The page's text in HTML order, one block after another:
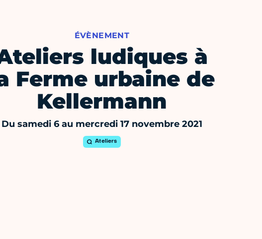
ÉVÈNEMENT
ludiques à
Ferme urbaine de
Kellermann
Du samedi 6 au mercredi 17 novembre 2021
Ateliers